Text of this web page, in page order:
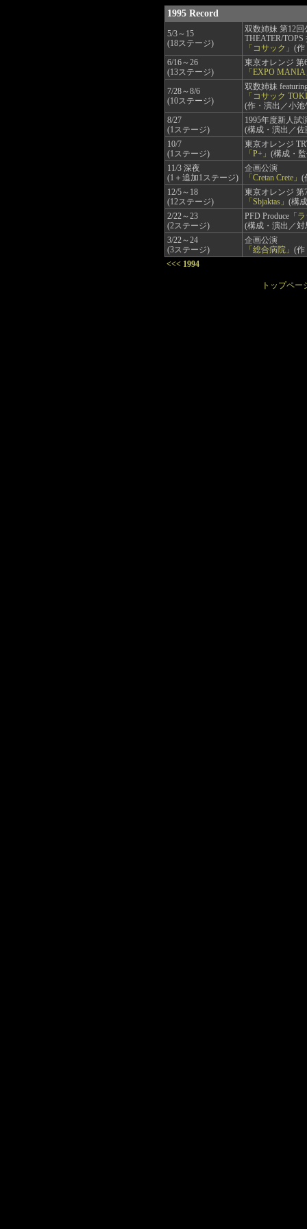
1995 Record
5/3～15
(18ステージ)
双数姉妹 第12回
THEATER/TOPS
「コサック 」(
6/16～26
(13ステージ)
東京オレンジ 第
「EXPO
7/28～8/6
(10ステージ)
双数姉妹
「コサック
(作・演出／小池
8/27
(1ステージ)
1995年度新人試
(構成・演出／佐
10/7
(1ステージ)
東京オレンジ
「P+」 (構成・
11/3 深夜
(1＋追加1ステージ)
企画公演
「Cretan Crete」 (
12/5～18
(12ステージ)
東京オレンジ 第
「Sbjaktas」 (構
2/22～23
(2ステージ)
PFD Produce 「
(構成・演出／
3/22～24
(3ステージ)
企画公演
「総合病院」 (作
<<< 1994
トップペー